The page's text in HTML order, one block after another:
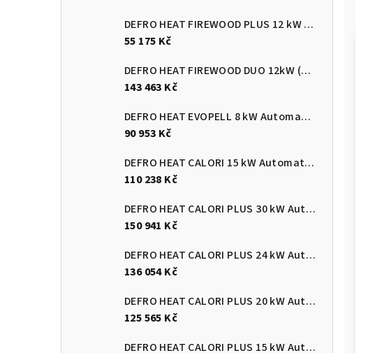
DEFRO HEAT FIREWOOD PLUS 12 kW Kotel na dřevo s ručním přikládáním
55 175 Kč
DEFRO HEAT FIREWOOD DUO 12kW (pelety/dřevo)
143 463 Kč
DEFRO HEAT EVOPELL 8 kW Automatický kotel na pelety
90 953 Kč
DEFRO HEAT CALORI 15 kW Automatický kotel na pelety
110 238 Kč
DEFRO HEAT CALORI PLUS 30 kW Automatický kotel na pelety
150 941 Kč
DEFRO HEAT CALORI PLUS 24 kW Automatický kotel na pelety
136 054 Kč
DEFRO HEAT CALORI PLUS 20 kW Automatický kotel na pelety
125 565 Kč
DEFRO HEAT CALORI PLUS 15 kW Automatický kotel na pelety